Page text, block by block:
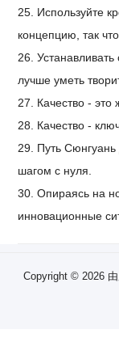
25. Используйте
концепцию, так
26.
лучше уметь
27. Качество - это
28. Качество -
29. Путь Сюнгуань
шагом с нуля.
30. Опираясь на
инновационные
Copyright © 2026